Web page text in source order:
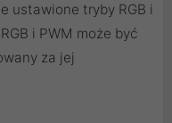
ustawione tryby RGB i
i PWM może być
za jej